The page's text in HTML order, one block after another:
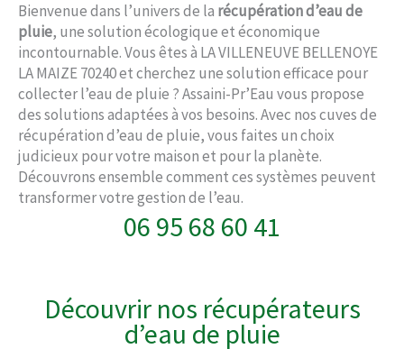
Bienvenue dans l’univers de la récupération d’eau de
pluie, une solution écologique et économique
incontournable. Vous êtes à LA VILLENEUVE BELLENOYE
LA MAIZE 70240 et cherchez une solution efficace pour
collecter l’eau de pluie ? Assaini-Pr’Eau vous propose
des solutions adaptées à vos besoins. Avec nos cuves de
récupération d’eau de pluie, vous faites un choix
judicieux pour votre maison et pour la planète.
Découvrons ensemble comment ces systèmes peuvent
transformer votre gestion de l’eau.
06 95 68 60 41
Découvrir nos récupérateurs
d’eau de pluie